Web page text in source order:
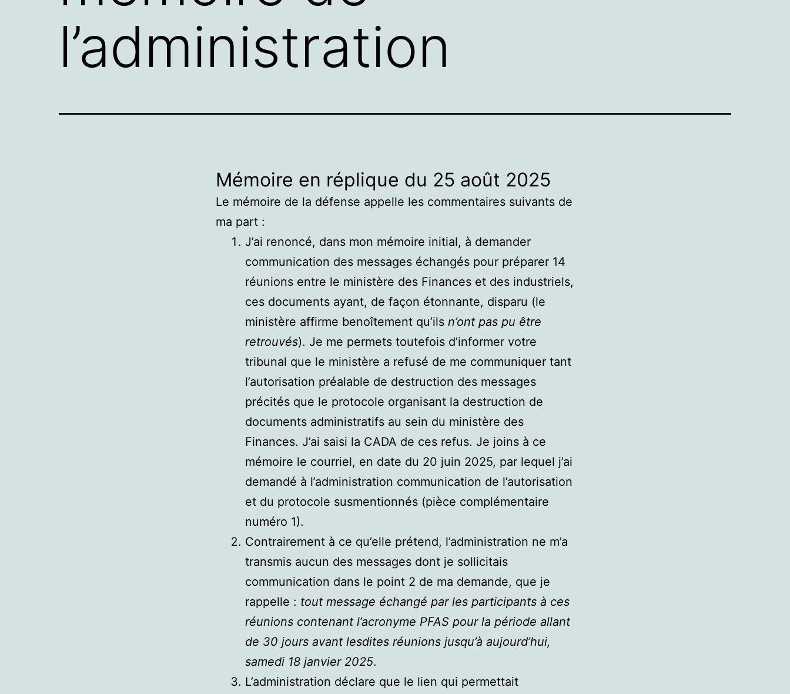
l’administration
Mémoire en réplique du 25 août 2025
Le mémoire de la défense appelle les commentaires suivants de
ma part :
J’ai renoncé, dans mon mémoire initial, à demander
communication des messages échangés pour préparer 14
réunions entre le ministère des Finances et des industriels,
ces documents ayant, de façon étonnante, disparu (le
ministère affirme benoîtement qu’ils n’ont pas pu être
retrouvés). Je me permets toutefois d’informer votre
tribunal que le ministère a refusé de me communiquer tant
l’autorisation préalable de destruction des messages
précités que le protocole organisant la destruction de
documents administratifs au sein du ministère des
Finances. J’ai saisi la CADA de ces refus. Je joins à ce
mémoire le courriel, en date du 20 juin 2025, par lequel j’ai
demandé à l’administration communication de l’autorisation
et du protocole susmentionnés (pièce complémentaire
numéro 1).
Contrairement à ce qu’elle prétend, l’administration ne m’a
transmis aucun des messages dont je sollicitais
communication dans le point 2 de ma demande, que je
rappelle : tout message échangé par les participants à ces
réunions contenant l’acronyme PFAS pour la période allant
de 30 jours avant lesdites réunions jusqu’à aujourd’hui,
samedi 18 janvier 2025.
L’administration déclare que le lien qui permettait